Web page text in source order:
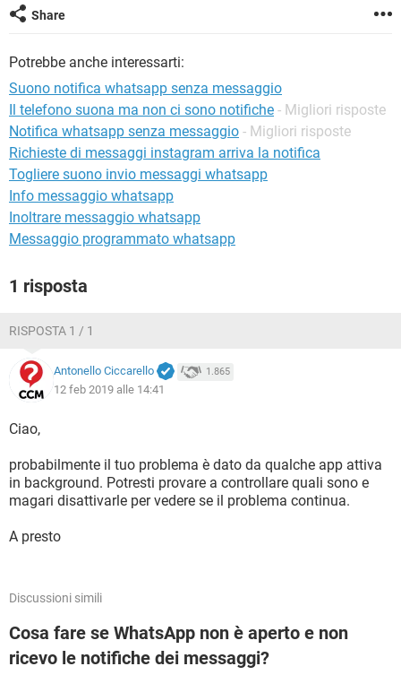
Share
Potrebbe anche interessarti:
Suono notifica whatsapp senza messaggio
Il telefono suona ma non ci sono notifiche - Migliori risposte
Notifica whatsapp senza messaggio - Migliori risposte
Richieste di messaggi instagram arriva la notifica
Togliere suono invio messaggi whatsapp
Info messaggio whatsapp
Inoltrare messaggio whatsapp
Messaggio programmato whatsapp
1 risposta
RISPOSTA 1 / 1
Antonello Ciccarello 1.865
12 feb 2019 alle 14:41
Ciao,
probabilmente il tuo problema è dato da qualche app attiva
in background. Potresti provare a controllare quali sono e
magari disattivarle per vedere se il problema continua.
A presto
Discussioni simili
Cosa fare se WhatsApp non è aperto e non
ricevo le notifiche dei messaggi?